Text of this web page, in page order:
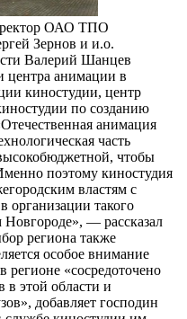
ОАО ТПО
Зернов и и.о.
Валерий Шанцев
центра анимации в
киностудии, центр
по созданию
анимация
часть
чтобы
поэтому киностудия
властям с
организации такого
— рассказал
региона также
особое внимание
«сосредоточено
в этой области и
добавляет господин